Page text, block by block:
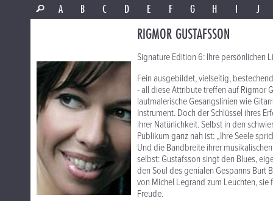
A
B C D E F G H I J
RIGMOR GUSTAFSSON
Signature Edition 6: Ihre persönlichen
Fein ausgebildet, vielseitig,
- all diese Attribute treffen auf Rigmor
lautmalerische Gesangslinien wie
Instrument. Doch der Schlüssel ihres
ihrer Natürlichkeit. Selbst in den
Publikum ganz nah ist: „Ihre Seele
Und die Bandbreite ihrer
selbst: Gustafsson singt den Blues,
den Soul des genialen Gespanns Burt
von Michel Legrand zum Leuchten,
Freude.